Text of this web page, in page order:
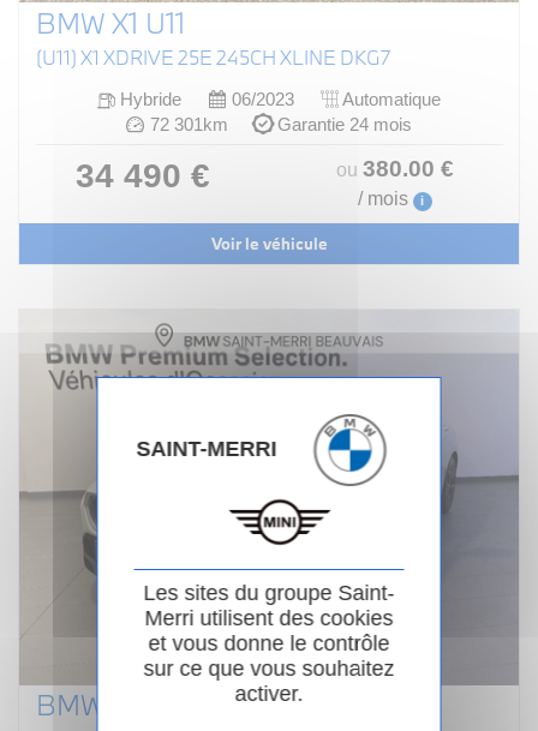
BMW X1 U11
(U11) X1 XDRIVE 25E 245CH XLINE DKG7
Hybride 06/2023
Automatique
72 301km
Garantie 24 mois
34 490 € ou 380.00 €
/ mois i
Voir le véhicule
BMW SERIE 1 F70
SAINT-MERRI
Les sites du groupe Saint-
Merri utilisent des cookies
et vous donne le contrôle
sur ce que vous souhaitez
activer.